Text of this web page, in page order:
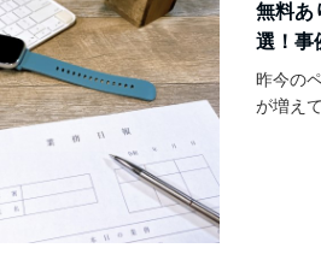
無料あ
選！事
昨今の
が増え